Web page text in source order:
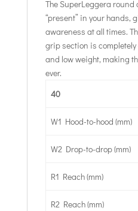
The SuperLeggera round
“present” in your hands,
awareness at all times.
grip section is
and low weight, making
ever.
40
W1 Hood-to-hood (mm)
W2 Drop-to-drop (mm)
R1 Reach (mm)
R2 Reach (mm)